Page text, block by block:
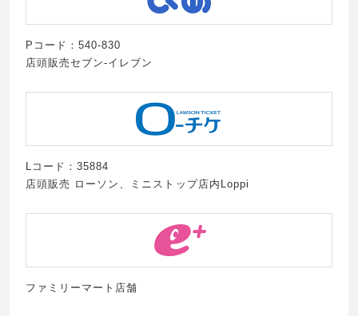
Pコード：540-830
店頭販売セブン-イレブン
Lコード：35884
店頭販売 ローソン、ミニストップ店内Loppi
ファミリーマート店舗